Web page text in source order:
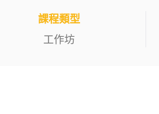
課程類型
工作坊